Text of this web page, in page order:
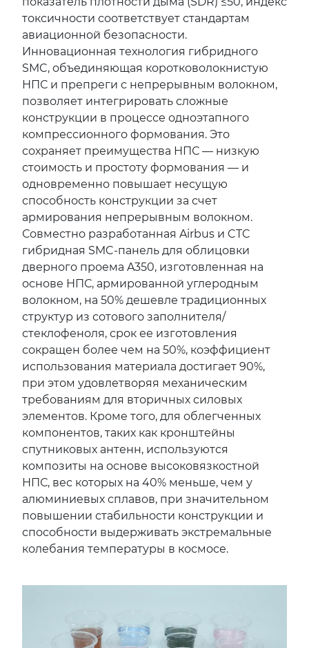
токсичности соответствует стандартам
авиационной безопасности.
Инновационная технология гибридного
SMC, объединяющая коротковолокнистую
НПС и препреги с непрерывным волокном,
позволяет интегрировать сложные
конструкции в процессе одноэтапного
компрессионного формования. Это
сохраняет преимущества НПС — низкую
стоимость и простоту формования — и
одновременно повышает несущую
способность конструкции за счет
армирования непрерывным волокном.
Совместно разработанная Airbus и CTC
гибридная SMC-панель для облицовки
дверного проема A350, изготовленная на
основе НПС, армированной углеродным
волокном, на 50% дешевле традиционных
структур из сотового заполнителя/
стеклофеноля, срок ее изготовления
сокращен более чем на 50%, коэффициент
использования материала достигает 90%,
при этом удовлетворяя механическим
требованиям для вторичных силовых
элементов. Кроме того, для облегченных
компонентов, таких как кронштейны
спутниковых антенн, используются
композиты на основе высоковязкостной
НПС, вес которых на 40% меньше, чем у
алюминиевых сплавов, при значительном
повышении стабильности конструкции и
способности выдерживать экстремальные
колебания температуры в космосе.